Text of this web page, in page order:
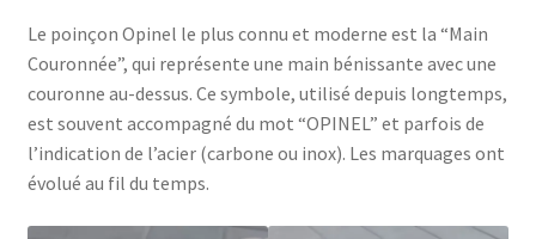
Le poinçon Opinel le plus connu et moderne est la “Main
Couronnée”, qui représente une main bénissante avec une
couronne au-dessus. Ce symbole, utilisé depuis longtemps,
est souvent accompagné du mot “OPINEL” et parfois de
l’indication de l’acier (carbone ou inox). Les marquages ont
évolué au fil du temps.